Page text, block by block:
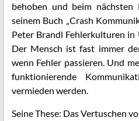
behoben und beim nächsten
seinem Buch „Crash
Peter Brandl Fehlerkulturen
Der Mensch ist fast immer
wenn Fehler passieren. Und
funktionierende
vermieden werden.
Seine These: Das Vertuschen